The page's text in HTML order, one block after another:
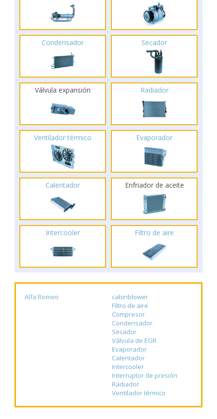
Condensador Secador
Válvula expansión Radiador
Ventilador térmico Evaporador
Calentador Enfriador de aceite
Intercooler Filtro de aire
Alfa Romeo
cabinblower
Filtro de aire
Compresor
Condensador
Secador
Válvula de EGR
Evaporador
Calentador
Intercooler
Interruptor de presión
Radiador
Ventilador térmico